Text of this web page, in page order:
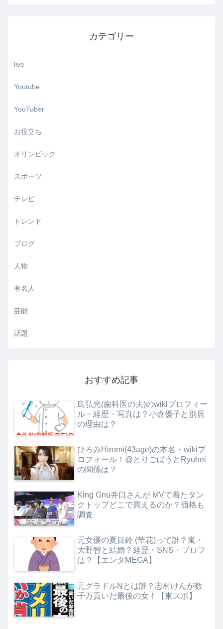
カテゴリー
live
Youtube
YouTuber
お役立ち
オリンピック
スポーツ
テレビ
トレンド
ブログ
人物
有名人
芸能
話題
おすすめ記事
島弘光(歯科医の夫)のwikiプロフィー
ル・経歴・写真は？小倉優子と別居
の理由は？
ひろみHiromi(43age)の本名・wikiプ
ロフィール！@とりごぼうとRyuhei
の関係は？
King Gnu井口さんが MVで着たタン
クトップどこで買えるのか？価格も
調査
元女優の夏目鈴 (華花)って誰？嵐・
大野智と結婚？経歴・SNS・プロフ
は？【エンタMEGA】
元グラドルNとは誰？志村けんが数
千万貢いだ最後の女！【東スポ】